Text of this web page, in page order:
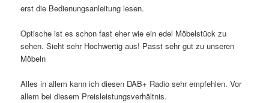
erst die Bedienungsanleitung lesen.
Optische ist es schon fast eher wie ein edel Möbelstück zu
sehen. Sieht sehr Hochwertig aus! Passt sehr gut zu unseren
Möbeln
Alles in allem kann ich diesen DAB+ Radio sehr empfehlen. Vor
allem bei diesem Preisleistungsverhältnis.